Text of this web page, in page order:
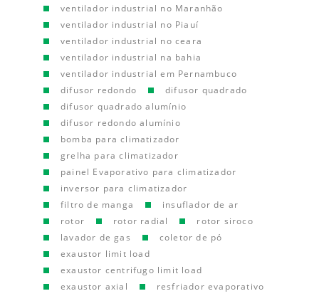
ventilador industrial no Maranhão
ventilador industrial no Piauí
ventilador industrial no ceara
ventilador industrial na bahia
ventilador industrial em Pernambuco
difusor redondo
difusor quadrado
difusor quadrado alumínio
difusor redondo alumínio
bomba para climatizador
grelha para climatizador
painel Evaporativo para climatizador
inversor para climatizador
filtro de manga
insuflador de ar
rotor
rotor radial
rotor siroco
lavador de gas
coletor de pó
exaustor limit load
exaustor centrifugo limit load
exaustor axial
resfriador evaporativo